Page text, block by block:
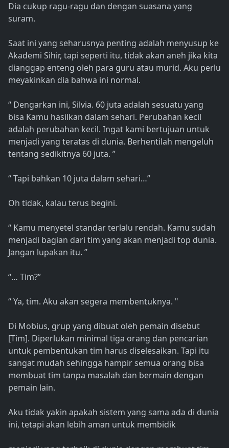
Dia cukup ragu-ragu dan dengan suasana yang
suram.
Saat ini yang seharusnya penting adalah menyusup ke
Akademi Sihir, tapi seperti itu, tidak akan aneh jika kita
dianggap enteng oleh para guru atau murid. Aku perlu
meyakinkan dia bahwa ini normal.
“ Dengarkan ini, Silvia. 60 juta adalah sesuatu yang
bisa Kamu hasilkan dalam sehari. Perubahan kecil
adalah perubahan kecil. Ingat kami bertujuan untuk
menjadi yang teratas di dunia. Berhentilah mengeluh
tentang sedikitnya 60 juta. ”
“ Tapi bahkan 10 juta dalam sehari…”
Oh tidak, kalau terus begini.
“ Kamu menyetel standar terlalu rendah. Kamu sudah
menjadi bagian dari tim yang akan menjadi top dunia.
Jangan lupakan itu. ”
“… Tim?”
“ Ya, tim. Aku akan segera membentuknya. "
Di Mobius, grup yang dibuat oleh pemain disebut
[Tim]. Diperlukan minimal tiga orang dan pencarian
untuk pembentukan tim harus diselesaikan. Tapi itu
sangat mudah sehingga hampir semua orang bisa
membuat tim tanpa masalah dan bermain dengan
pemain lain.
Aku tidak yakin apakah sistem yang sama ada di dunia
ini, tetapi akan lebih aman untuk membidik